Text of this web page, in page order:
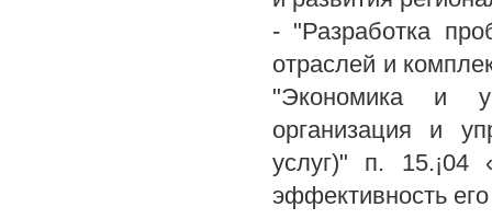
- "Разработка
отраслей и
"Экономика и
организация и
услуг)" п. 15.¡04
эффективность